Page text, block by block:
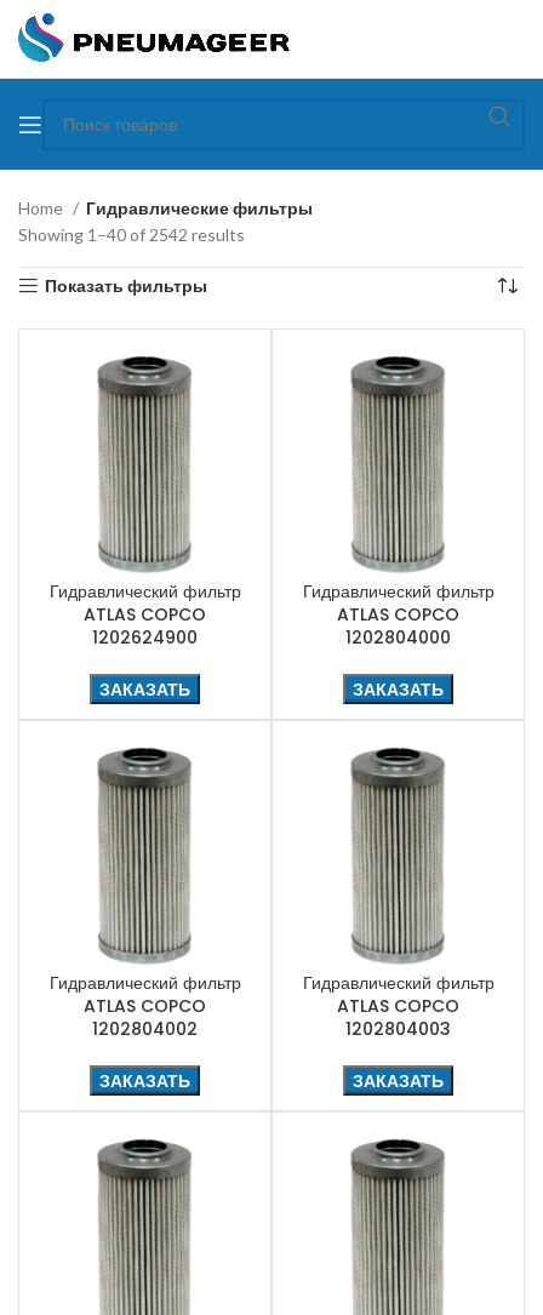
Home
Гидравлические фильтры
Showing 1–40 of 2542 results
Показать фильтры
Гидравлический фильтр
ATLAS COPCO
1202624900
ЗАКАЗАТЬ
Гидравлический фильтр
ATLAS COPCO
1202804000
ЗАКАЗАТЬ
Гидравлический фильтр
ATLAS COPCO
1202804002
ЗАКАЗАТЬ
Гидравлический фильтр
ATLAS COPCO
1202804003
ЗАКАЗАТЬ